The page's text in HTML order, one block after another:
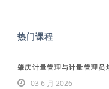
热门课程
肇庆计量管理与计量管理员
03 6 月 2026